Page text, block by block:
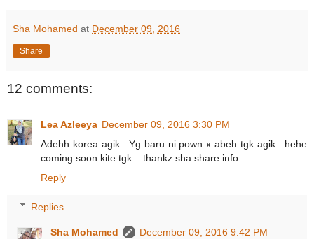
Sha Mohamed at December 09, 2016
Share
12 comments:
Lea Azleeya December 09, 2016 3:30 PM
Adehh korea agik.. Yg baru ni pown x abeh tgk agik.. hehe
coming soon kite tgk... thankz sha share info..
Reply
Replies
Sha Mohamed December 09, 2016 9:42 PM